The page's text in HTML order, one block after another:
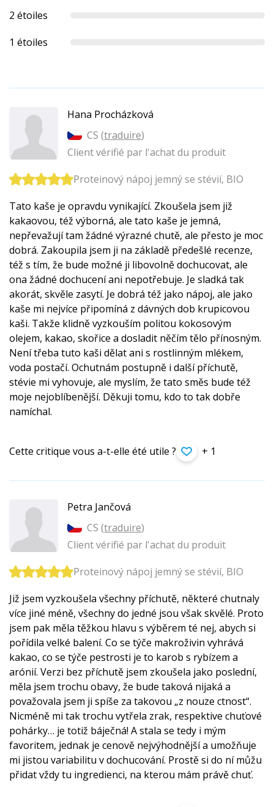
2 étoiles
1 étoiles
Hana Procházková
CS (traduire)
Client vérifié par l'achat du produit
Proteinový nápoj jemný se stévií, BIO
Tato kaše je opravdu vynikající. Zkoušela jsem již
kakaovou, též výborná, ale tato kaše je jemná,
nepřevažují tam žádné výrazné chutě, ale přesto je moc
dobrá. Zakoupila jsem ji na základě předešlé recenze,
též s tím, že bude možné ji libovolně dochucovat, ale
ona žádné dochucení ani nepotřebuje. Je sladká tak
akorát, skvěle zasytí. Je dobrá též jako nápoj, ale jako
kaše mi nejvíce připomíná z dávných dob krupicovou
kaši. Takže klidně vyzkouším politou kokosovým
olejem, kakao, skořice a dosladit něčím tělo přínosným.
Není třeba tuto kaši dělat ani s rostlinným mlékem,
voda postačí. Ochutnám postupně i další příchutě,
stévie mi vyhovuje, ale myslím, že tato směs bude též
moje nejoblíbenější. Děkuji tomu, kdo to tak dobře
namíchal.
Cette critique vous a-t-elle été utile ? + 1
Petra Jančová
CS (traduire)
Client vérifié par l'achat du produit
Proteinový nápoj jemný se stévií, BIO
Již jsem vyzkoušela všechny příchutě, některé chutnaly
více jiné méně, všechny do jedné jsou však skvělé. Proto
jsem pak měla těžkou hlavu s výběrem té nej, abych si
pořídila velké balení. Co se týče makroživin vyhrává
kakao, co se týče pestrosti je to karob s rybízem a
arónií. Verzi bez příchutě jsem zkoušela jako poslední,
měla jsem trochu obavy, že bude taková nijaká a
považovala jsem ji spíše za takovou „z nouze ctnost“.
Nicméně mi tak trochu vytřela zrak, respektive chuťové
pohárky… je totiž báječná! A stala se tedy i mým
favoritem, jednak je cenově nejvýhodnější a umožňuje
mi jistou variabilitu v dochucování. Prostě si do ní můžu
přidat vždy tu ingredienci, na kterou mám právě chuť.